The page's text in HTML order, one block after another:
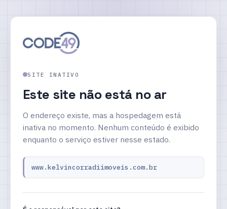
SITE INATIVO
Este site não está no ar
O endereço existe, mas a hospedagem está
inativa no momento. Nenhum conteúdo é exibido
enquanto o serviço estiver nesse estado.
www.kelvincorradiimoveis.com.br